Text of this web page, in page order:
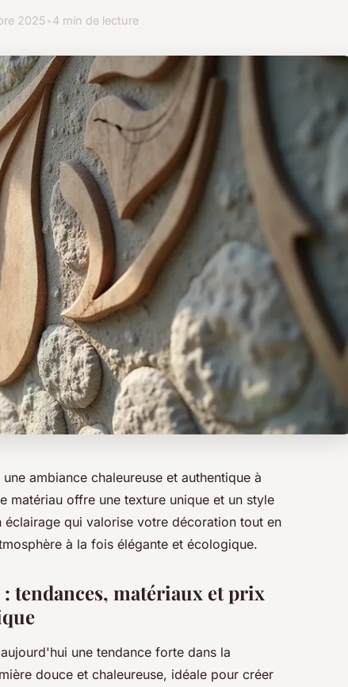
2025•4 min de lecture
ambiance chaleureuse et authentique à
matériau offre une texture unique et un style
qui valorise votre décoration tout en
à la fois élégante et écologique.
tendances, matériaux et prix
une tendance forte dans la
douce et chaleureuse, idéale pour créer